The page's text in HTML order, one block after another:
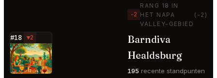
#18 ▼2
⭐
−2
RANG 18 IN
HET NAPA
VALLEY-GEBIED
(-2)
Barndiva
Healdsburg
195 recente standpunten